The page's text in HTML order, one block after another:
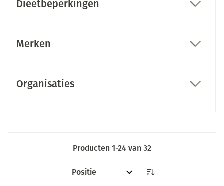
Dieetbeperkingen
Merken
Organisaties
Producten 1-24van 32
Sorteer op: